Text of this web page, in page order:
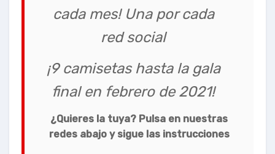
cada mes! Una por cada
red social
¡9 camisetas hasta la gala
final en febrero de 2021!
¿Quieres la tuya? Pulsa en nuestras
redes abajo y sigue las instrucciones